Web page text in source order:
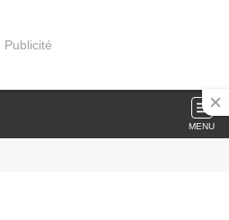
Publicité
MENU